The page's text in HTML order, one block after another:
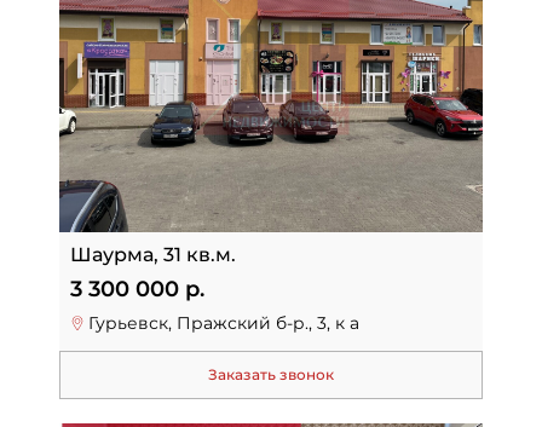
Шаурма, 31 кв.м.
3 300 000 р.
Гурьевск, Пражский б-р., 3, к а
Заказать звонок